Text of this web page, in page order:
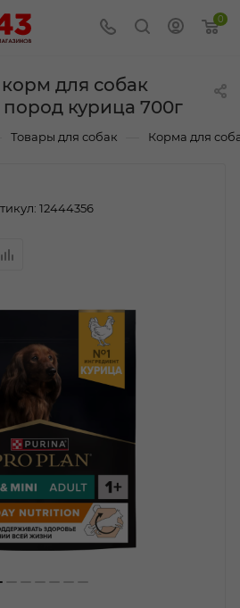
0
для собак
курица 700г
Товары для собак Корма для
12444356